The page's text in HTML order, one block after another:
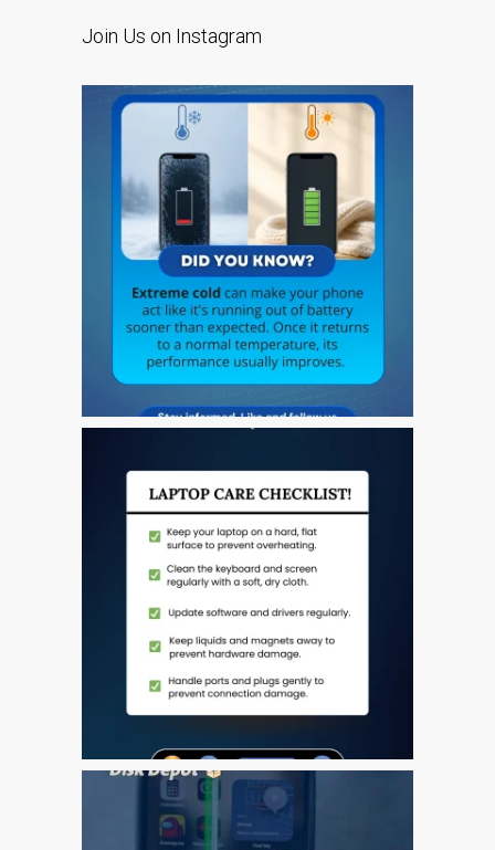
– Modernizacja
ekranu MacBooka (Apple)
w Dundee – modele Pro,
Air i inne
Naprawa systemów
macOS i OS X na
komputerach Apple Mac
Odnowione komputery
Apple Mac w Dundee
Opinia klienta
Plakat reklamowy –
naprawa komputerów
Skontaktuj się z nami
Szybka naprawa
Tablet Apple iPad
naprawczy
Wymiana baterii w iPhone i
iPad
Ładowarki i zasilacze do
Apple MacBook w Dundee
Recent News and Blog
Posts
Refurbished Apple Mac
Join Us on Instagram